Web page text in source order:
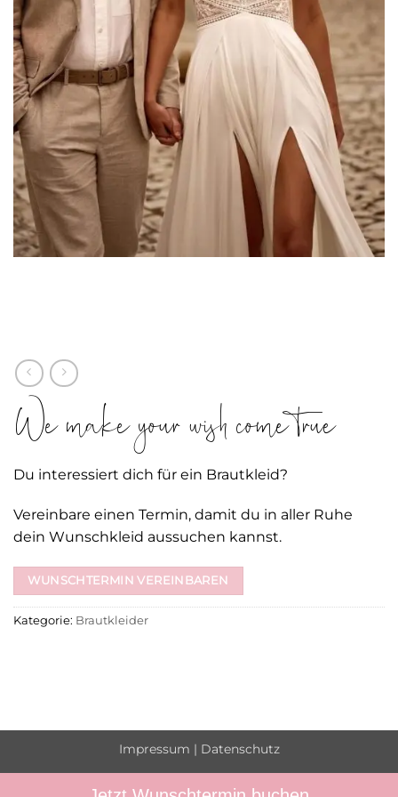
We make your wish come true
Du interessiert dich für ein Brautkleid?
Vereinbare einen Termin, damit du in aller Ruhe
dein Wunschkleid aussuchen kannst.
WUNSCHTERMIN VEREINBAREN
Kategorie: Brautkleider
Impressum | Datenschutz